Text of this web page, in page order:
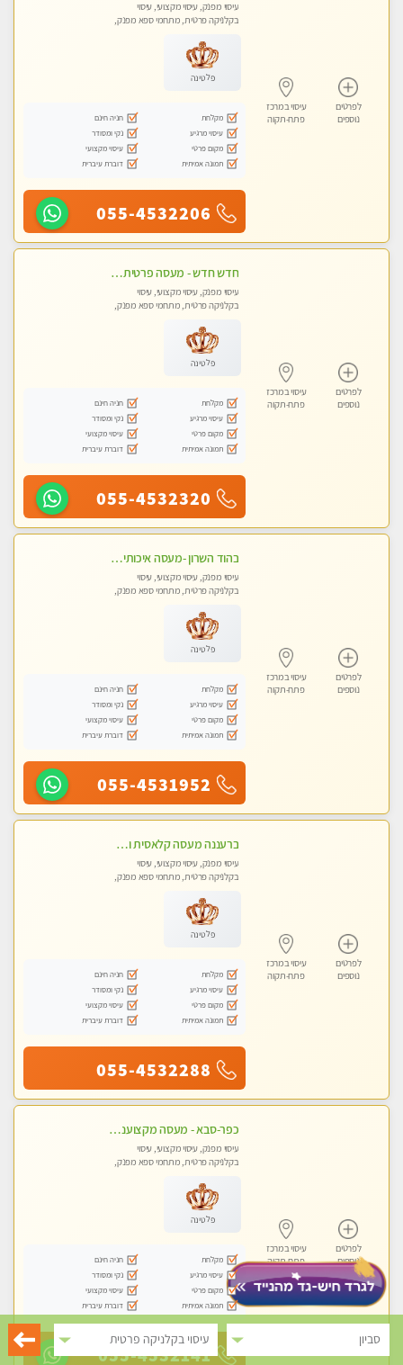
סביון עיסוי בקלניקה פרטית
לפרטים
נוספים
עיסוי במרכז
פתח-תקוה
עיסוי מפנק, עיסוי מקצועי, עיסוי
בקלניקה פרטית, מתחמי ספא מפנק,
פלטינה
מקלחת
חניה חינם
עיסוי מרגיע
נקי ומסודר
מקום פרטי
עיסוי מקצועי
תמונה אמיתית
דוברת עיברית
055-4532206
לפרטים
נוספים
עיסוי במרכז
פתח-תקוה
חדש חדש - מעסה פרטית עיסוי מפנק לחידוש אנרגיות עיסוי חלומי מומלץ מאוד !בהוד השרון
עיסוי מפנק, עיסוי מקצועי, עיסוי
בקלניקה פרטית, מתחמי ספא מפנק,
פלטינה
מקלחת
חניה חינם
עיסוי מרגיע
נקי ומסודר
מקום פרטי
עיסוי מקצועי
תמונה אמיתית
דוברת עיברית
055-4532320
לפרטים
נוספים
עיסוי במרכז
פתח-תקוה
בהוד השרון -מעסה איכותית למאסז מקצועי ומפנק לכל שרירי הגוף
עיסוי מפנק, עיסוי מקצועי, עיסוי
בקלניקה פרטית, מתחמי ספא מפנק,
פלטינה
מקלחת
חניה חינם
עיסוי מרגיע
נקי ומסודר
מקום פרטי
עיסוי מקצועי
תמונה אמיתית
דוברת עיברית
055-4531952
לפרטים
נוספים
עיסוי במרכז
פתח-תקוה
ברעננה מעסה קלאסית ומפנקת. highly recommended..new in the city
עיסוי מפנק, עיסוי מקצועי, עיסוי
בקלניקה פרטית, מתחמי ספא מפנק,
פלטינה
מקלחת
חניה חינם
עיסוי מרגיע
נקי ומסודר
מקום פרטי
עיסוי מקצועי
תמונה אמיתית
דוברת עיברית
055-4532288
לפרטים
נוספים
עיסוי במרכז
פתח-תקוה
כפר-סבא - מעסה מקצוענית אלופה-מומלץ לחלוטין!! מעסה מקצועית ואיכותית
עיסוי מפנק, עיסוי מקצועי, עיסוי
בקלניקה פרטית, מתחמי ספא מפנק,
פלטינה
מקלחת
חניה חינם
עיסוי מרגיע
נקי ומסודר
מקום פרטי
עיסוי מקצועי
תמונה אמיתית
דוברת עיברית
055-4532141